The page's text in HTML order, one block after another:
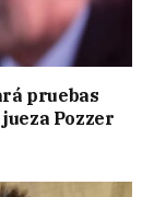
pruebas
Pozzer